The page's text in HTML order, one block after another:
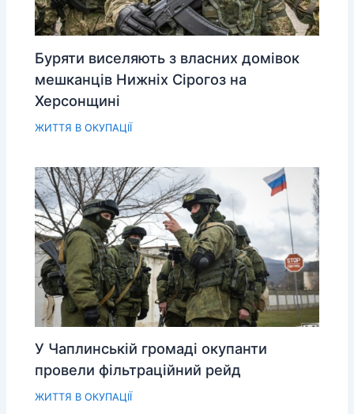
Буряти виселяють з власних домівок
мешканців Нижніх Сірогоз на
Херсонщині
ЖИТТЯ В ОКУПАЦІЇ
У Чаплинській громаді окупанти
провели фільтраційний рейд
ЖИТТЯ В ОКУПАЦІЇ